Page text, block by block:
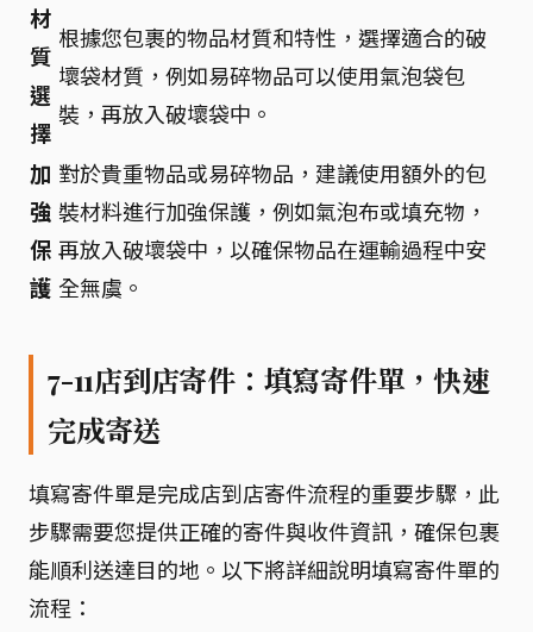
材
質
選
擇
根據您包裹的物品材質和特性，選擇適合的破
壞袋材質，例如易碎物品可以使用氣泡袋包
裝，再放入破壞袋中。
加
強
保
護
對於貴重物品或易碎物品，建議使用額外的包
裝材料進行加強保護，例如氣泡布或填充物，
再放入破壞袋中，以確保物品在運輸過程中安
全無虞。
7-11店到店寄件：填寫寄件單，快速
完成寄送
填寫寄件單是完成店到店寄件流程的重要步驟，此
步驟需要您提供正確的寄件與收件資訊，確保包裹
能順利送達目的地。以下將詳細說明填寫寄件單的
流程：